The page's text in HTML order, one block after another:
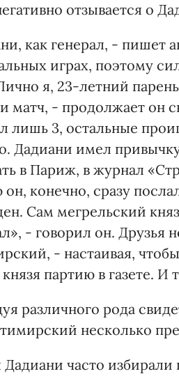
отзывается о
как генерал, - пишет
играх, поэтому
я, 23-летний
матч, - продолжает он
лишь 3, остальные
Дадиани имел
в Париж, в журнал
он, конечно, сразу
Сам мегрельский
- говорил он. Друзья
- настаивая,
партию в газете. И
различного рода
несколько
Дадиани часто